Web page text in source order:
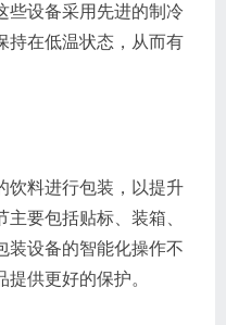
些设备采用先进的制冷
持在低温状态，从而有
饮料进行包装，以提升
要包括贴标、装箱、
装设备的智能化操作不
供更好的保护。